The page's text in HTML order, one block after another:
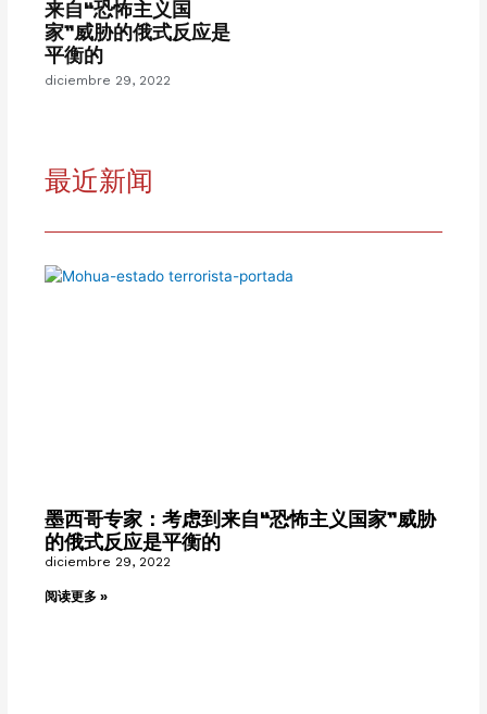
来自“恐怖主义国
家”威胁的俄式反应是
平衡的
diciembre 29, 2022
最近新闻
墨西哥专家：考虑到来自“恐怖主义国家”威胁
的俄式反应是平衡的
diciembre 29, 2022
阅读更多 »